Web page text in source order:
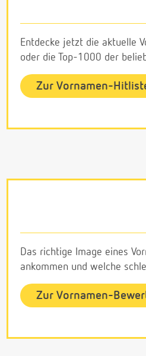
Entdecke jetzt die aktuelle
oder die Top-1000 der
Zur Vornamen-
Das richtige Image eines
ankommen und welche
Zur Vornamen-